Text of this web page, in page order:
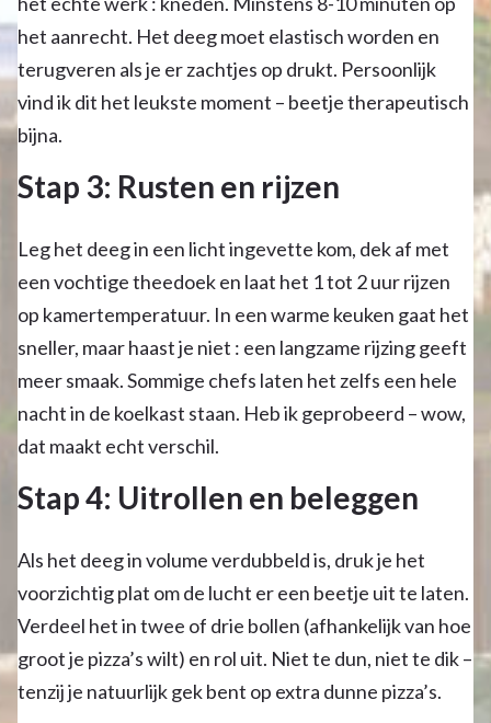
het aanrecht. Het deeg moet elastisch worden en
terugveren als je er zachtjes op drukt. Persoonlijk
vind ik dit het leukste moment – beetje therapeutisch
bijna.
Stap 3: Rusten en rijzen
Leg het deeg in een licht ingevette kom, dek af met
een vochtige theedoek en laat het 1 tot 2 uur rijzen
op kamertemperatuur. In een warme keuken gaat het
sneller, maar haast je niet : een langzame rijzing geeft
meer smaak. Sommige chefs laten het zelfs een hele
nacht in de koelkast staan. Heb ik geprobeerd – wow,
dat maakt echt verschil.
Stap 4: Uitrollen en beleggen
Als het deeg in volume verdubbeld is, druk je het
voorzichtig plat om de lucht er een beetje uit te laten.
Verdeel het in twee of drie bollen (afhankelijk van hoe
groot je pizza’s wilt) en rol uit. Niet te dun, niet te dik –
tenzij je natuurlijk gek bent op extra dunne pizza’s.